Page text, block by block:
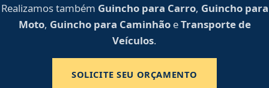
Realizamos também Guincho para Carro, Guincho para
Moto, Guincho para CaminhãoeTransporte de
Veículos.
SOLICITE SEU ORÇAMENTO